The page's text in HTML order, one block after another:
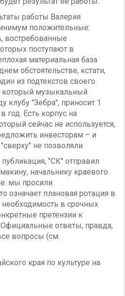
работы Валерия
положительные:
востребованные
поступают в
материальная база
обстоятельстве, кстати,
из подтекстов своего
музыкальный
клубу "Зебра", приносит 1
год. Есть корпус на
сейчас не используется,
инвесторам – и
не позволяли.
"СК" отправил
начальнику краевого
мы просили
означает плановая ротация в
в срочных
претензии к
ответы, правда,
вопросы (см.
края по культуре на